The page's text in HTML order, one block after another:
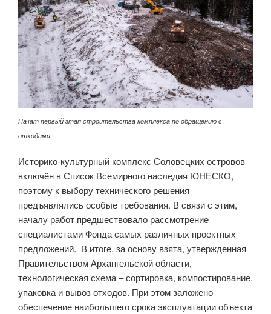
Начат первый этап строительства комплекса по обращению с
отходами
Историко-культурный комплекс Соловецких островов
включён в Список Всемирного наследия ЮНЕСКО,
поэтому к выбору технического решения
предъявлялись особые требования. В связи с этим,
началу работ предшествовало рассмотрение
специалистами Фонда самых различных проектных
предложений. В итоге, за основу взята, утвержденная
Правительством Архангельской области,
технологическая схема – сортировка, компостирование,
упаковка и вывоз отходов. При этом заложено
обеспечение наибольшего срока эксплуатации объекта